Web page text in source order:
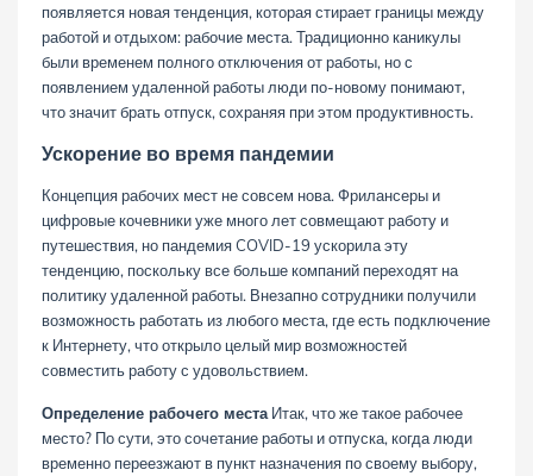
появляется новая тенденция, которая стирает границы между
работой и отдыхом: рабочие места. Традиционно каникулы
были временем полного отключения от работы, но с
появлением удаленной работы люди по-новому понимают,
что значит брать отпуск, сохраняя при этом продуктивность.
Ускорение во время пандемии
Концепция рабочих мест не совсем нова. Фрилансеры и
цифровые кочевники уже много лет совмещают работу и
путешествия, но пандемия COVID-19 ускорила эту
тенденцию, поскольку все больше компаний переходят на
политику удаленной работы. Внезапно сотрудники получили
возможность работать из любого места, где есть подключение
к Интернету, что открыло целый мир возможностей
совместить работу с удовольствием.
Определение рабочего места Итак, что же такое рабочее
место? По сути, это сочетание работы и отпуска, когда люди
временно переезжают в пункт назначения по своему выбору,